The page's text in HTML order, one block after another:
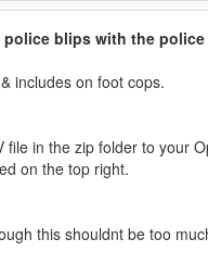
police blips with the
includes on foot cops.
in the zip folder to your
on the top right.
this shouldnt be too